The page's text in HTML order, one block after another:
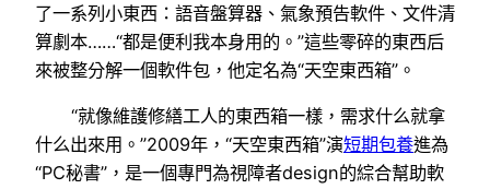
了一系列小東西：語音盤算器、氣象預告軟件、文件清
算劇本……“都是便利我本身用的。”這些零碎的東西后
來被整分解一個軟件包，他定名為“天空東西箱”。
“就像維護修繕工人的東西箱一樣，需求什么就拿
什么出來用。”2009年，“天空東西箱”演短期包養進為
“PC秘書”，是一個專門為視障者design的綜合幫助軟